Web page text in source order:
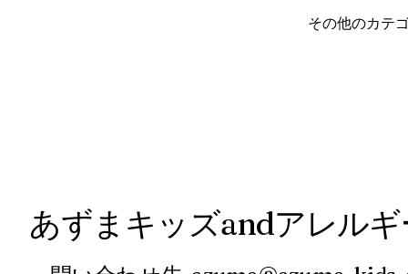
その他のカテ
あずまキッズandアレル